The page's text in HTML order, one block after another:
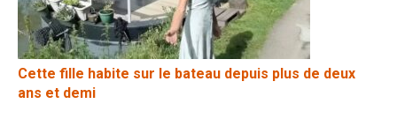
Cette fille habite sur le bateau depuis plus de deux
ans et demi